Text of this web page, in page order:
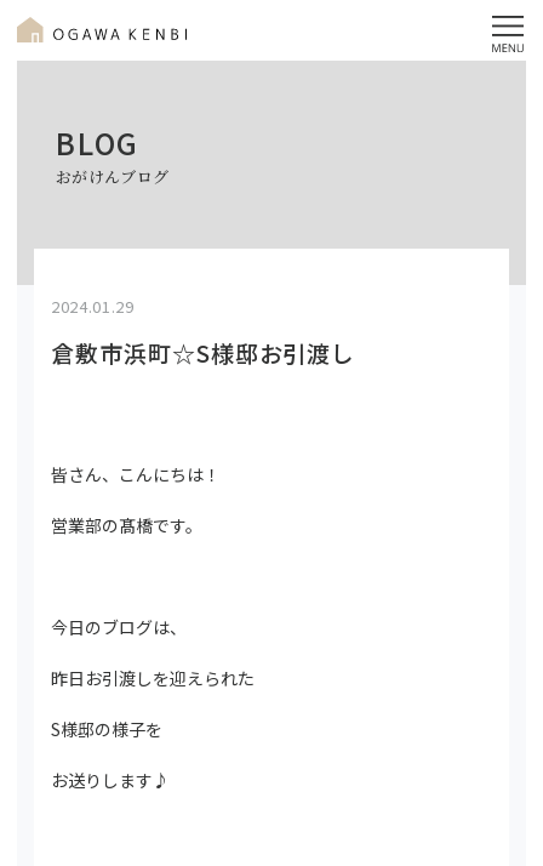
BLOG
おがけんブログ
2024.01.29
倉敷市浜町☆S様邸お引渡し
皆さん、こんにちは！
営業部の髙橋です。
今日のブログは、
昨日お引渡しを迎えられた
S様邸の様子を
お送りします♪